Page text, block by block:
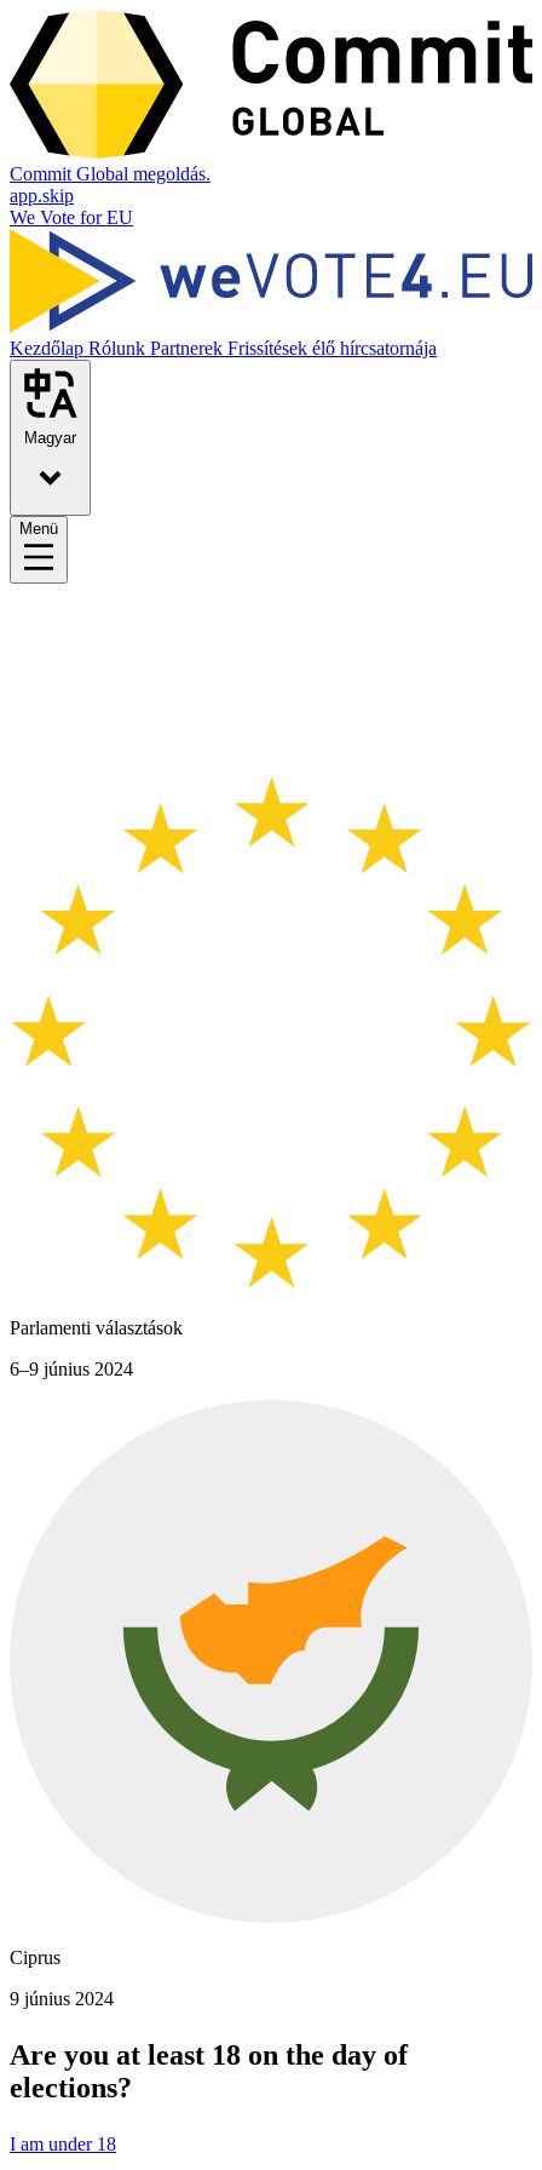
Commit Global megoldás.
app.skip
We Vote for EU
Kezdőlap Rólunk Partnerek Frissítések élő hírcsatornája
Magyar
Menü
Parlamenti választások
6–9 június 2024
Ciprus
9 június 2024
Are you at least 18 on the day of
elections?
I am under 18